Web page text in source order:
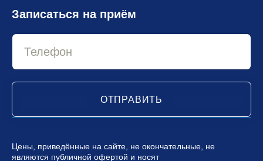
Записаться на приём
ОТПРАВИТЬ
Цены, приведённые на сайте, не окончательные, не
являются публичной офертой и носят